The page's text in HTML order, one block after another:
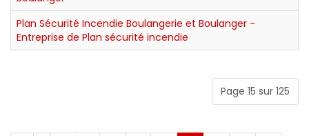
Plan Sécurité Incendie Boulangerie et Boulanger -
Entreprise de Plan sécurité incendie
Page 15 sur 125